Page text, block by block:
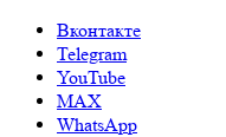
Вконтакте
Telegram
YouTube
MAX
WhatsApp